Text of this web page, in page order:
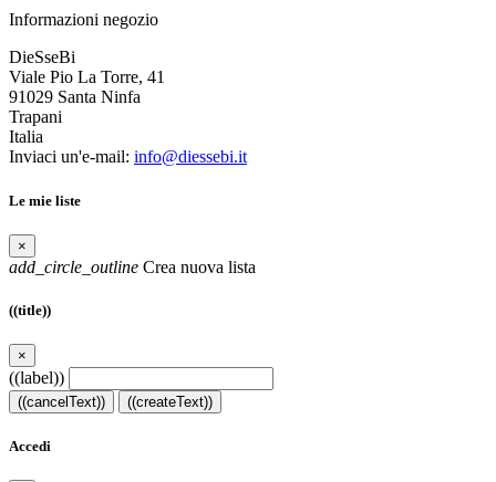
Informazioni negozio
DieSseBi
Viale Pio La Torre, 41
91029 Santa Ninfa
Trapani
Italia
Inviaci un'e-mail: info@diessebi.it
Le mie liste
×
add_circle_outline Crea nuova lista
((title))
×
((label))
((cancelText)) ((createText))
Accedi